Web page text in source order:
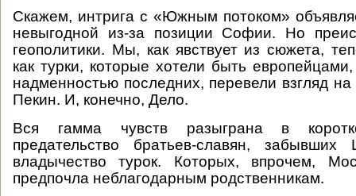
Скажем, интрига с «Южным потоком»
невыгодной из-за позиции Софии. Но
геополитики. Мы, как явствует из сюжета,
как турки, которые хотели быть
надменностью последних, перевели взгляд
Пекин. И, конечно, Дело.
Вся гамма чувств разыграна в
предательство братьев-славян,
владычество турок. Которых, впрочем,
предпочла неблагодарным родственникам.